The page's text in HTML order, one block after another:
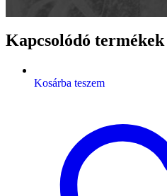
Kapcsolódó termékek
Kosárba teszem